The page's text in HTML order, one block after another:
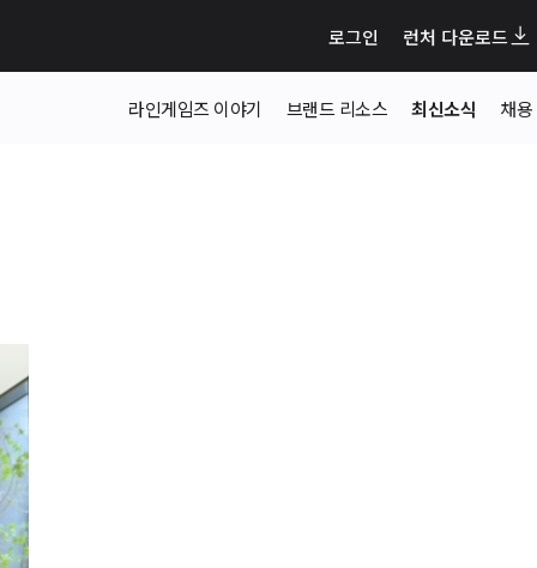
로그인 런처 다운로드
라인게임즈 이야기 브랜드 리소스 최신소식 채용